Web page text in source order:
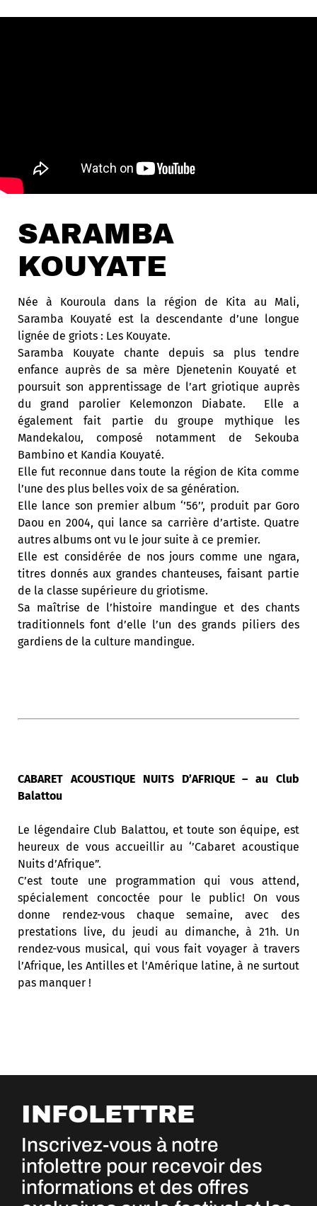
SARAMBA
KOUYATE
Née à Kouroula dans la région de Kita au Mali,
Saramba Kouyaté est la descendante d’une longue
lignée de griots : Les Kouyate.
Saramba Kouyate chante depuis sa plus tendre
enfance auprès de sa mère Djenetenin Kouyaté et
poursuit son apprentissage de l’art griotique auprès
du grand parolier Kelemonzon Diabate. Elle a
également fait partie du groupe mythique les
Mandekalou, composé notamment de Sekouba
Bambino et Kandia Kouyaté.
Elle fut reconnue dans toute la région de Kita comme
l’une des plus belles voix de sa génération.
Elle lance son premier album ‘’56’’, produit par Goro
Daou en 2004, qui lance sa carrière d’artiste. Quatre
autres albums ont vu le jour suite à ce premier.
Elle est considérée de nos jours comme une ngara,
titres donnés aux grandes chanteuses, faisant partie
de la classe supérieure du griotisme.
Sa maîtrise de l’histoire mandingue et des chants
traditionnels font d’elle l’un des grands piliers des
gardiens de la culture mandingue.
CABARET ACOUSTIQUE NUITS D’AFRIQUE – au Club
Balattou
Le légendaire Club Balattou, et toute son équipe, est
heureux de vous accueillir au ‘’Cabaret acoustique
Nuits d’Afrique”.
C’est toute une programmation qui vous attend,
spécialement concoctée pour le public! On vous
donne rendez-vous chaque semaine, avec des
prestations live, du jeudi au dimanche, à 21h. Un
rendez-vous musical, qui vous fait voyager à travers
l’Afrique, les Antilles et l’Amérique latine, à ne surtout
pas manquer !
INFOLETTRE
Inscrivez-vous à notre
infolettre pour recevoir des
informations et des offres